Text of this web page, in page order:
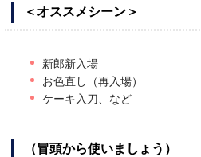
＜オススメシーン＞
新郎新入場
お色直し（再入場）
ケーキ入刀、など
（冒頭から使いましょう）